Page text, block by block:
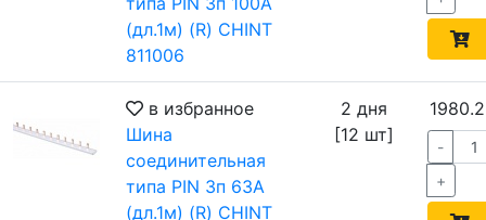
(дл.1м) (R) CHINT
811006
в избранное
Шина
соединительная
типа PIN 3п 63А
(дл.1м) (R) CHINT
2 дня
[12 шт]
-
+